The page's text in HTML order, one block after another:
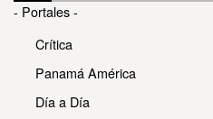
- Portales -
Crítica
Panamá América
Día a Día